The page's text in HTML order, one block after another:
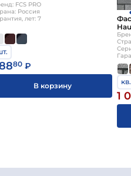
FCS PRO
Россия
лет: 7
80 ₽
В корзину
1